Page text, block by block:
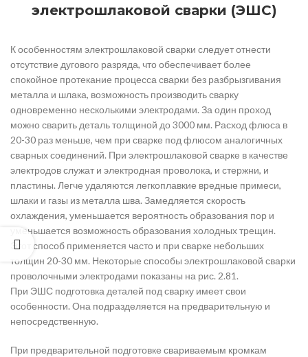
электрошлаковой сварки (ЭШС)
К особенностям электрошлаковой сварки следует отнести
отсутствие дугового разряда, что обеспечивает более
спокойное протекание процесса сварки без разбрызгивания
металла и шлака, возможность производить сварку
одновременно несколькими электродами. За один проход
можно сварить деталь толщиной до 3000 мм. Расход флюса в
20-30 раз меньше, чем при сварке под флюсом аналогичных
сварных соединений. При электрошлаковой сварке в качестве
электродов служат и электродная проволока, и стержни, и
пластины. Легче удаляются легкоплавкие вредные примеси,
шлаки и газы из металла шва. Замедляется скорость
охлаждения, уменьшается вероятность образования пор и
уменьшается возможность образования холодных трещин.
Этот способ применяется часто и при сварке небольших
толщин 20-30 мм. Некоторые способы электрошлаковой сварки
проволочными электродами показаны на рис. 2.81.
При ЭШС подготовка деталей под сварку имеет свои
особенности. Она подразделяется на предварительную и
непосредственную.
При предварительной подготовке свариваемым кромкам